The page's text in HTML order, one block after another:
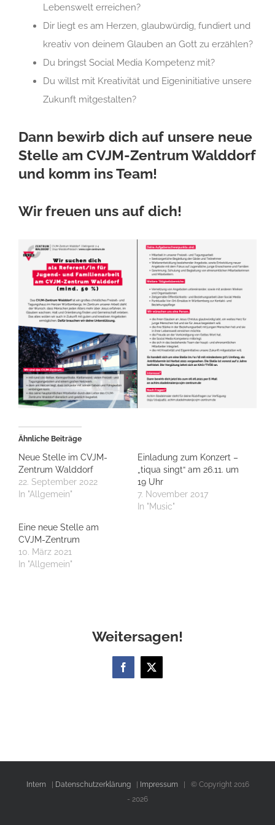
Lebenswelt erreichen?
Dir liegt es am Herzen, glaubwürdig, fundiert und
kreativ von deinem Glauben an Gott zu erzählen?
Du bringst Social Media Kompetenzmit?
Du willst mit Kreativität und Eigeninitiative unsere
Zukunft mitgestalten?
Dann bewirb dich auf unsere neue
Stelle am CVJM-Zentrum Walddorf
und komm ins Team!
Wir freuen uns auf dich!
Ähnliche Beiträge
Neue Stelle im CVJM-
Zentrum Walddorf
22. September 2022
In "Allgemein"
Einladung zum Konzert –
„tiqua singt“ am 26.11. um
19 Uhr
7. November 2017
In "Music"
Eine neue Stelle am
CVJM-Zentrum
10. März 2021
In "Allgemein"
Weitersagen!
Facebook
X
Intern Datenschutzerklärung| Impressum| © Copyright 2016
- 2026